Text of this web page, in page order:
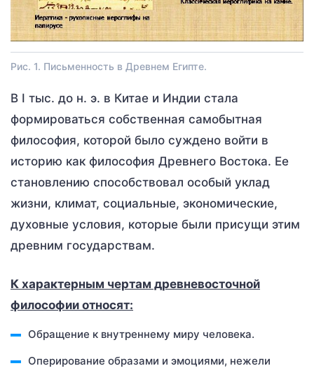
Рис. 1. Письменность в Древнем Египте.
В I тыс. до н. э. в Китае и Индии стала
формироваться собственная самобытная
философия, которой было суждено войти в
историю как философия Древнего Востока. Ее
становлению способствовал особый уклад
жизни, климат, социальные, экономические,
духовные условия, которые были присущи этим
древним государствам.
К характерным чертам древневосточной
философии относят:
Обращение к внутреннему миру человека.
Оперирование образами и эмоциями, нежели